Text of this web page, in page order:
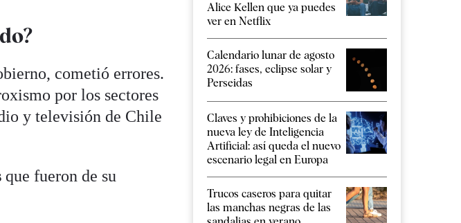
cometió errores.
por los sectores
y televisión de Chile
que fueron de su
Alice Kellen que ya puedes
ver en Netflix
Calendario lunar de agosto
2026: fases, eclipse solar y
Perseidas
Claves y prohibiciones de la
nueva ley de Inteligencia
Artificial: así queda el nuevo
escenario legal en Europa
Trucos caseros para quitar
las manchas negras de las